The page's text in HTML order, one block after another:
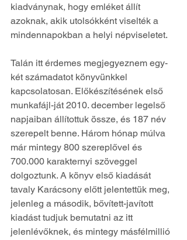
kiadványnak, hogy emléket állít
azoknak, akik utolsókként viselték a
mindennapokban a helyi népviseletet.
Talán itt érdemes megjegyeznem egy-
két számadatot könyvünkkel
kapcsolatosan. Előkészítésének első
munkafájl-ját 2010. december legelső
napjaiban állítottuk össze, és 187 név
szerepelt benne. Három hónap múlva
már mintegy 800 szereplővel és
700.000 karakternyi szöveggel
dolgoztunk. A könyv első kiadását
tavaly Karácsony előtt jelentettük meg,
jelenleg a második, bővített-javított
kiadást tudjuk bemutatni az itt
jelenlévőknek, és mintegy másfélmillió